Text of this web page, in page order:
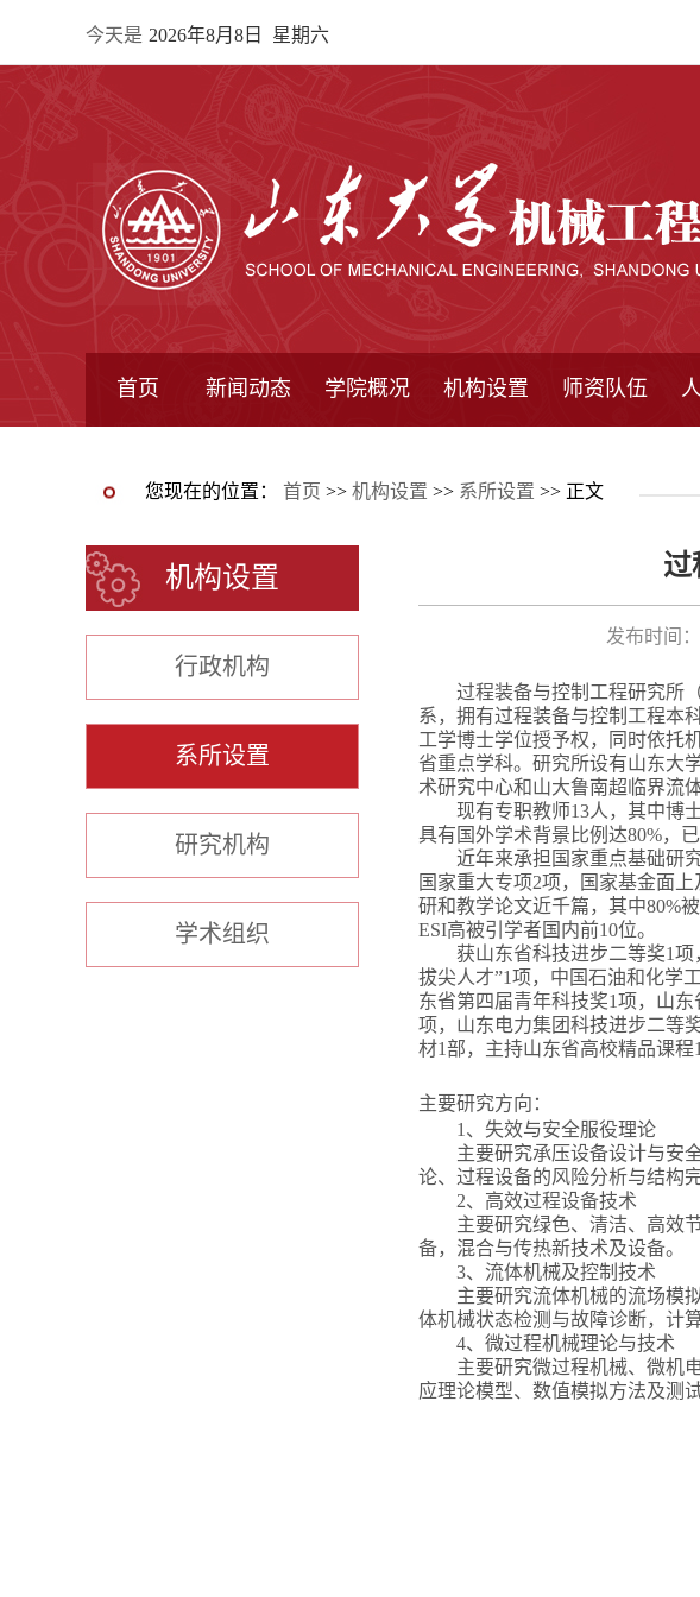
今天是 2026年8月8日 星期六
首页 新闻动态 学院概况 机构设置 师资队伍
您现在的位置： 首页 >> 机构设置 >> 系所设置 >> 正文
机构设置
行政机构
系所设置
研究机构
学术组织
过
发布时间
过程装备与控制工程研究所
系，拥有过程装备与控制工程本
工学博士学位授予权，同时依托
省重点学科。研究所设有山东大
术研究中心和山大鲁南超临界流
现有专职教师13人，其中博
具有国外学术背景比例达80%，
近年来承担国家重点基础研
国家重大专项2项，国家基金面上
研和教学论文近千篇，其中80%被
ESI高被引学者国内前10位。
获山东省科技进步二等奖1项
拔尖人才”1项，中国石油和化学
东省第四届青年科技奖1项，山东
项，山东电力集团科技进步二等
材1部，主持山东省高校精品课程1
主要研究方向：
1 、失效与安全服役理论
主要研究承压设备设计与安
论、过程设备的风险分析与结构
2、高效过程设备技术
主要研究绿色、清洁、高效
备，混合与传热新技术及设备。
3、流体机械及控制技术
主要研究流体机械的流场模
体机械状态检测与故障诊断，计
4、微过程机械理论与技术
主要研究微过程机械、微机
应理论模型、数值模拟方法及测试